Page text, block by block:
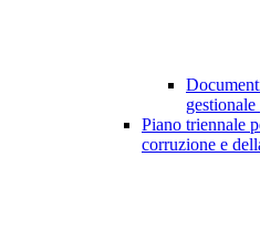
Piano triennale
corruzione e